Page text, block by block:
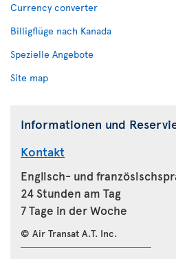
Currency converter
Billigflüge nach Kanada
Spezielle Angebote
Site map
Informationen und
Kontakt
Englisch- und
24 Stunden am Tag
7 Tage in der Woche
© Air Transat A.T. Inc.